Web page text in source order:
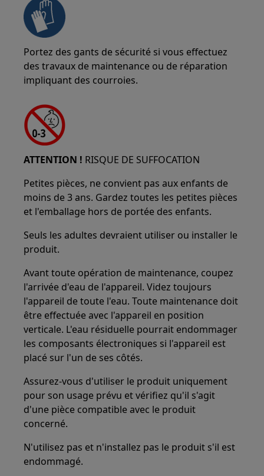
Portez des gants de sécurité si vous effectuez
des travaux de maintenance ou de réparation
impliquant des courroies.
ATTENTION ! RISQUE DE SUFFOCATION
Petites pièces, ne convient pas aux enfants de
moins de 3 ans. Gardez toutes les petites pièces
et l'emballage hors de portée des enfants.
Seuls les adultes devraient utiliser ou installer le
produit.
Avant toute opération de maintenance, coupez
l'arrivée d'eau de l'appareil. Videz toujours
l'appareil de toute l'eau. Toute maintenance doit
être effectuée avec l'appareil en position
verticale. L'eau résiduelle pourrait endommager
les composants électroniques si l'appareil est
placé sur l'un de ses côtés.
Assurez-vous d'utiliser le produit uniquement
pour son usage prévu et vérifiez qu'il s'agit
d'une pièce compatible avec le produit
concerné.
N'utilisez pas et n'installez pas le produit s'il est
endommagé.